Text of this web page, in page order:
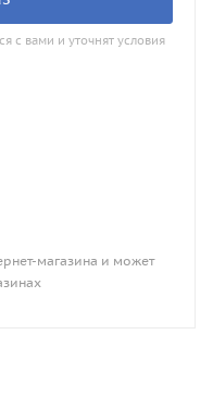
с вами и уточнят условия
магазина и может